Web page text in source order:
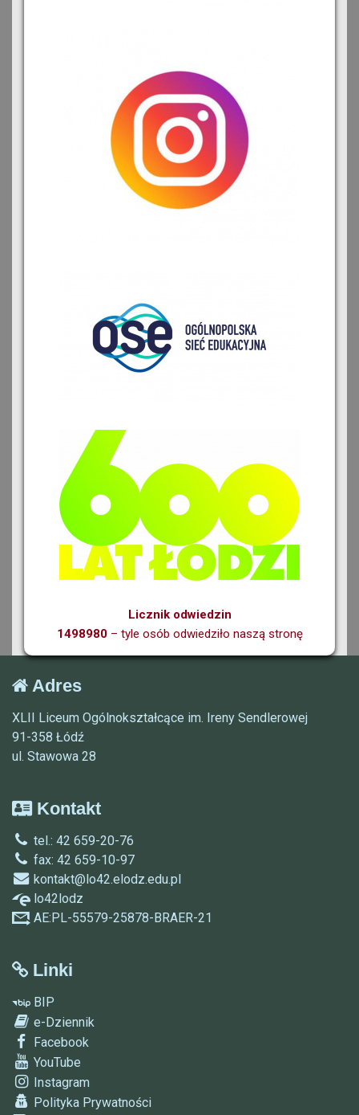
Licznik odwiedzin
1498980– tyle osób odwiedziło naszą stronę
Adres
XLII Liceum Ogólnokształcące im. Ireny Sendlerowej
91-358 Łódź
ul. Stawowa 28
Kontakt
tel.: 42 659-20-76
fax: 42 659-10-97
kontakt@lo42.elodz.edu.pl
lo42lodz
AE:PL-55579-25878-BRAER-21
Linki
BIP
e-Dziennik
Facebook
YouTube
Instagram
Polityka Prywatności